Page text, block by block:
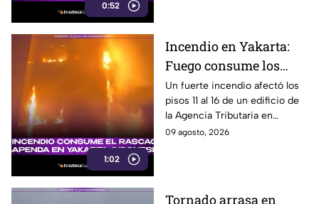
0:52
1:02
Incendio en Yakarta:
Fuego consume los
últimos pisos de
edificio de la Agencia
Tributaria
Un fuerte incendio afectó los
pisos 11 al 16 de un edificio de
la Agencia Tributaria en
Yakarta, Indonesia, provocando
09 agosto, 2026
Tornado arrasa en